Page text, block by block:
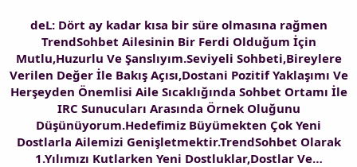
deL: Dört ay kadar kısa bir süre olmasına rağmen
TrendSohbet Ailesinin Bir Ferdi Olduğum İçin
Mutlu,Huzurlu Ve Şanslıyım.Seviyeli Sohbeti,Bireylere
Verilen Değer İle Bakış Açısı,Dostani Pozitif Yaklaşımı Ve
Herşeyden Önemlisi Aile Sıcaklığında Sohbet Ortamı İle
IRC Sunucuları Arasında Örnek Oluğunu
Düşünüyorum.Hedefimiz Büyümekten Çok Yeni
Dostlarla Ailemizi Genişletmektir.TrendSohbet Olarak
1.Yılımızı Kutlarken Yeni Dostluklar,Dostlar Ve…